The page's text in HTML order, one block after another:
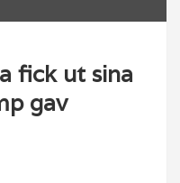
fick ut sina
gav